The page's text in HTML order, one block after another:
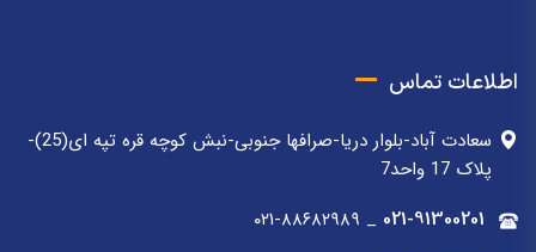
اطلاعات تماس
سعادت آباد-بلوار دریا-صرافها جنوبی-نبش کوچه قره تپه ای(25)-
پلاک 17 واحد7
021-91300201
_ ۰۲۱-۸۸۶۸۲۹۸۹